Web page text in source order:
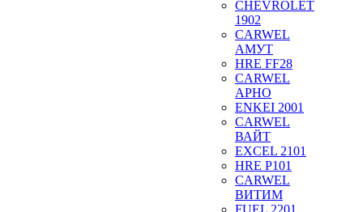
CHEVROLET
1902
CARWEL
АМУТ
HRE FF28
CARWEL
АРНО
ENKEI 2001
CARWEL
ВАЙТ
EXCEL 2101
HRE P101
CARWEL
ВИТИМ
FUEL 2201